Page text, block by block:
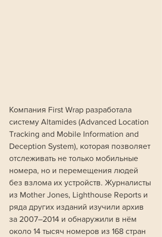
Компания First Wrap разработала
систему Altamides (Advanced Location
Tracking and Mobile Information and
Deception System), которая позволяет
отслеживать не только мобильные
номера, но и перемещения людей
без взлома их устройств. Журналисты
из Mother Jones, Lighthouse Reports и
ряда других изданий изучили архив
за 2007–2014 и обнаружили в нём
около 14 тысяч номеров из 168 стран